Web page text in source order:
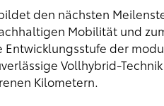
den nächsten
Mobilität und
der
Vollhybrid-
Kilometern.